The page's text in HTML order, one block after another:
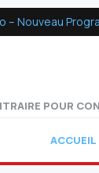
– Nouveau
POUR
ACCUEIL